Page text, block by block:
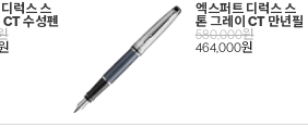
럭스 스
CT 수성펜
엑스퍼트 디럭스 스
톤 그레이 CT 만년필
580,000원
464,000원